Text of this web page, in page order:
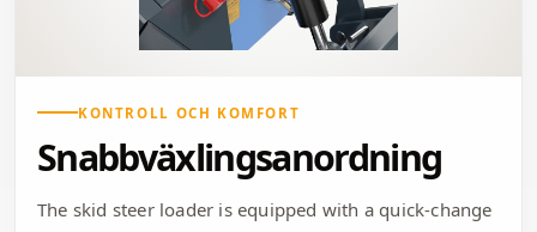
KONTROLL OCH KOMFORT
Snabbväxlingsanordning
The skid steer loader is equipped with a quick-change